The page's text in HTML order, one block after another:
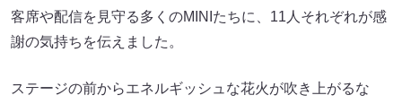
客席や配信を見守る多くのMINIたちに、11人それぞれが感
謝の気持ちを伝えました。
ステージの前からエネルギッシュな花火が吹き上がるな